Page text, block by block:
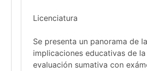
Licenciatura
Se presenta un panorama de
implicaciones educativas de la
evaluación sumativa con